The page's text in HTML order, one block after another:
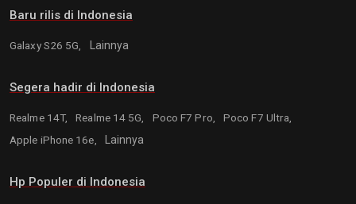
Baru rilis di Indonesia
Galaxy S26 5G, Lainnya
Segera hadir di Indonesia
Realme 14T, Realme 14 5G, Poco F7 Pro,
Poco F7 Ultra,
Apple iPhone 16e,
Lainnya
Hp Populer di Indonesia